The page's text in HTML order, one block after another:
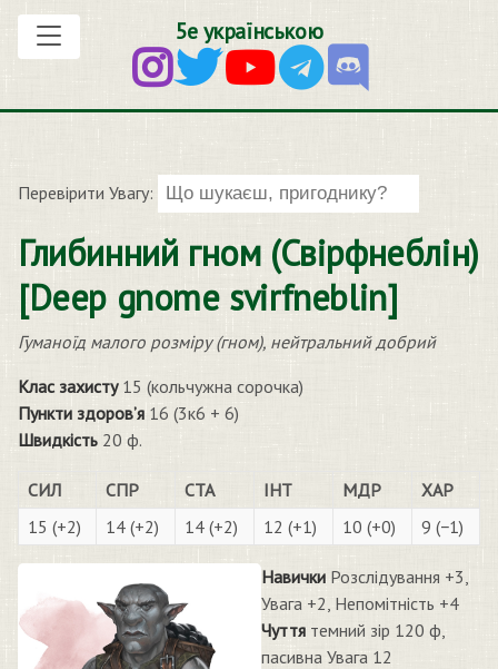
5е українською
Перевірити Увагу:
Глибинний гном (Свірфнеблін)
[Deep gnome svirfneblin]
Гуманоїд малого розміру (гном), нейтральний добрий
Клас захисту15 (кольчужна сорочка)
Пункти здоров’я 16 (3к6 + 6)
Швидкість 20 ф.
СИЛ СПР СТА ІНТ МДР
ХАР
15 (+2)
14 (+2) 14 (+2) 12 (+1) 10 (+0) 9 (−1)
Навички Розслідування +3,
Увага +2, Непомітність +4
Чуття темний зір 120 ф,
пасивна Увага 12